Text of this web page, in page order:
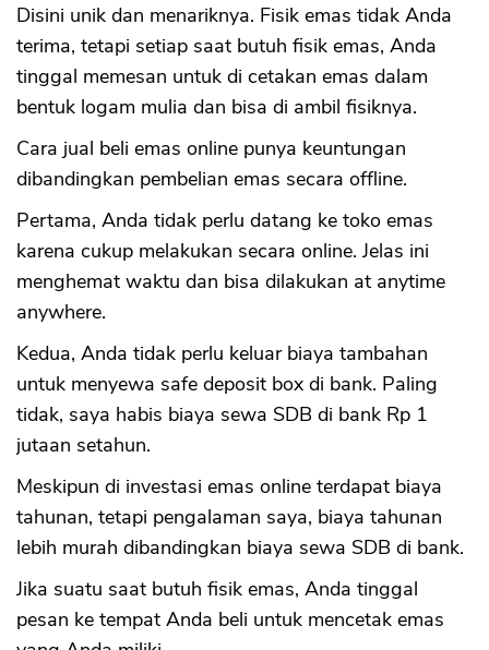
Disini unik dan menariknya. Fisik emas tidak Anda
terima, tetapi setiap saat butuh fisik emas, Anda
tinggal memesan untuk di cetakan emas dalam
bentuk logam mulia dan bisa di ambil fisiknya.
Cara jual beli emas online punya keuntungan
dibandingkan pembelian emas secara offline.
Pertama, Anda tidak perlu datang ke toko emas
karena cukup melakukan secara online. Jelas ini
menghemat waktu dan bisa dilakukan at anytime
anywhere.
Kedua, Anda tidak perlu keluar biaya tambahan
untuk menyewa safe deposit box di bank. Paling
tidak, saya habis biaya sewa SDB di bank Rp 1
jutaan setahun.
Meskipun di investasi emas online terdapat biaya
tahunan, tetapi pengalaman saya, biaya tahunan
lebih murah dibandingkan biaya sewa SDB di bank.
Jika suatu saat butuh fisik emas, Anda tinggal
pesan ke tempat Anda beli untuk mencetak emas